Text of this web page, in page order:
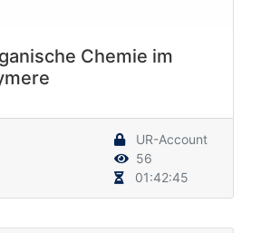
Chemie im
UR-Account
56
01:42:45